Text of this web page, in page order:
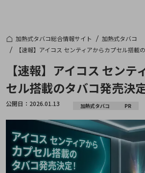
加熱式タバコ総合情報サイト
加熱式タバコ
【速報】アイコス センティアからカプセル搭載
【速報】アイコス センテ
セル搭載のタバコ発売決
公開日： 2026.01.13 加熱式タバコ PR